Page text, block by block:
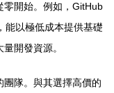
零開始。例如，GitHub
能以極低成本提供基礎
開發資源。
隊。與其選擇高價的